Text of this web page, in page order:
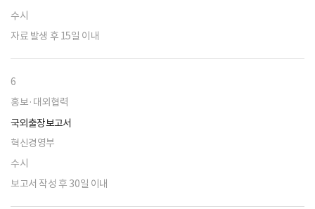
수시
자료 발생 후 15일 이내
6
홍보·대외협력
국외출장보고서
혁신경영부
수시
보고서 작성 후 30일 이내